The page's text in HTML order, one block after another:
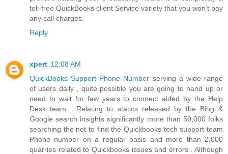
toll-free QuickBooks client Service variety that you won’t pay
any call charges.
Reply
xpert 12:08 AM
QuickBooks Support Phone Number serving a wide range
of users daily , quite possible you are going to hand up or
need to wait for few years to connect aided by the Help
Desk team . Relating to statics released by the Bing &
Google search insights significantly more than 50,000 folks
searching the net to find the Quickbooks tech support team
Phone number on a regular basis and more than 2,000
quarries related to Quickbooks issues and errors . Although